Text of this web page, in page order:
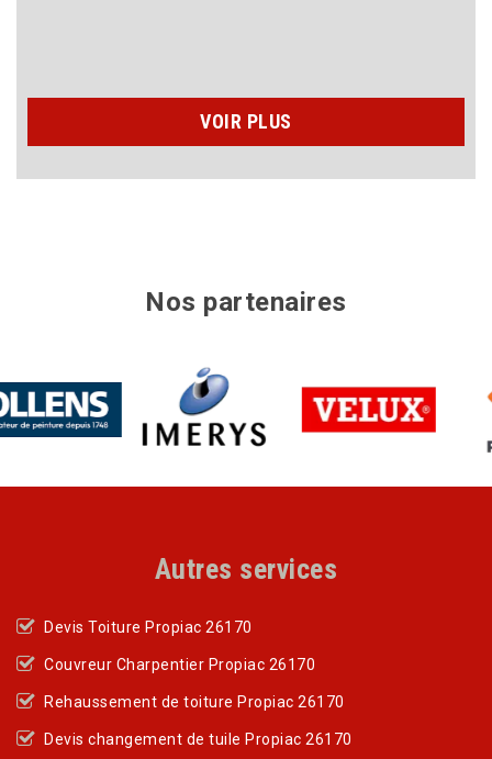
VOIR PLUS
Nos partenaires
Autres services
Devis Toiture Propiac 26170
Couvreur Charpentier Propiac 26170
Rehaussement de toiture Propiac 26170
Devis changement de tuile Propiac 26170